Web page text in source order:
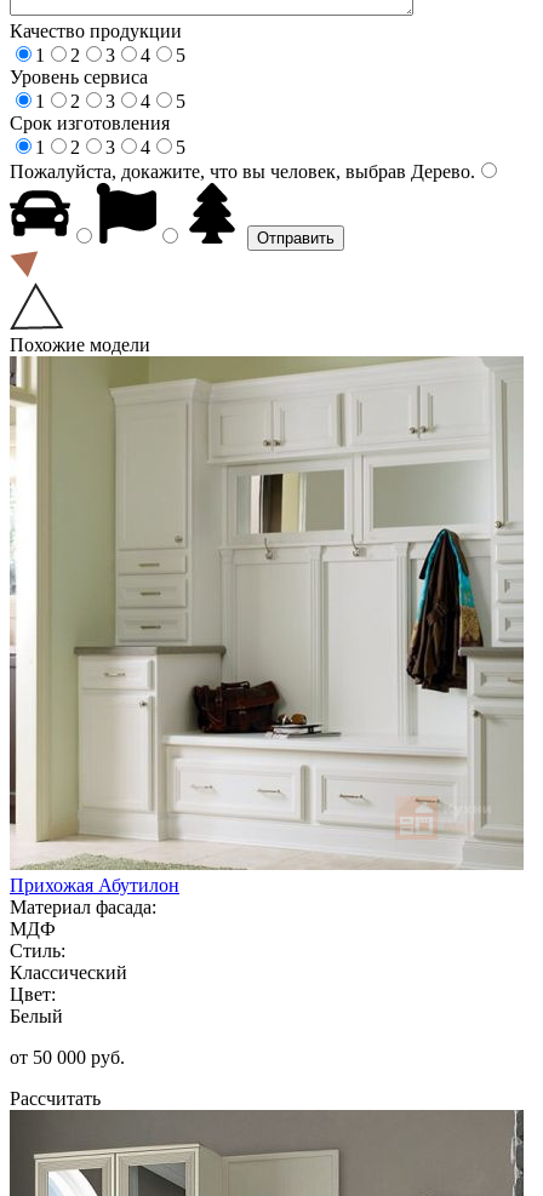
Качество продукции
1
2 3 4
5
Уровень сервиса
1
2 3 4
5
Срок изготовления
1
2 3 4
5
Пожалуйста, докажите, что вы человек, выбрав Дерево.
Похожие модели
Прихожая Абутилон
Материал фасада:
МДФ
Стиль:
Классический
Цвет:
Белый
от 50 000 руб.
Рассчитать